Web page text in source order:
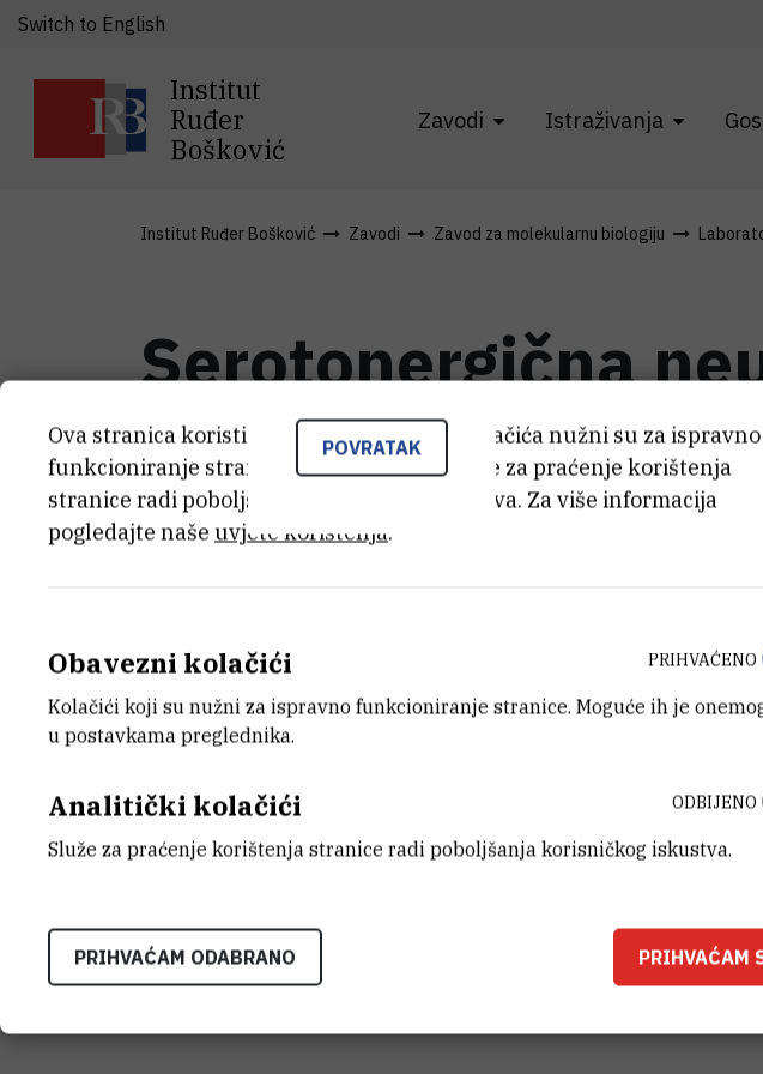
Institut
Ruđer
Bošković
Zavodi Istraživanja
Switch to English
Institut Ruđer Bošković Zavodi Zavod za molekularnu biologiju
Serotonergična
proteini i ponašanje
obrazovanja i športa
POVRATAK
Ova stranica koristi kolačiće. Neki od tih kolačića nužni su za ispravno
funkcioniranje stranice, dok se drugi koriste za praćenje korištenja
stranice radi poboljšanja korisničkog iskustva. Za više informacija
pogledajte naše uvjete korištenja.
Obavezni kolačići
Kolačići koji su nužni za ispravno funkcioniranje stranice. Moguće ih je
u postavkama preglednika.
PRIHVAĆENO
Analitički kolačići
Služe za praćenje korištenja stranice radi poboljšanja korisničkog iskustva.
ODBIJENO
PRIHVAĆAM ODABRANO PRIHVAĆAM